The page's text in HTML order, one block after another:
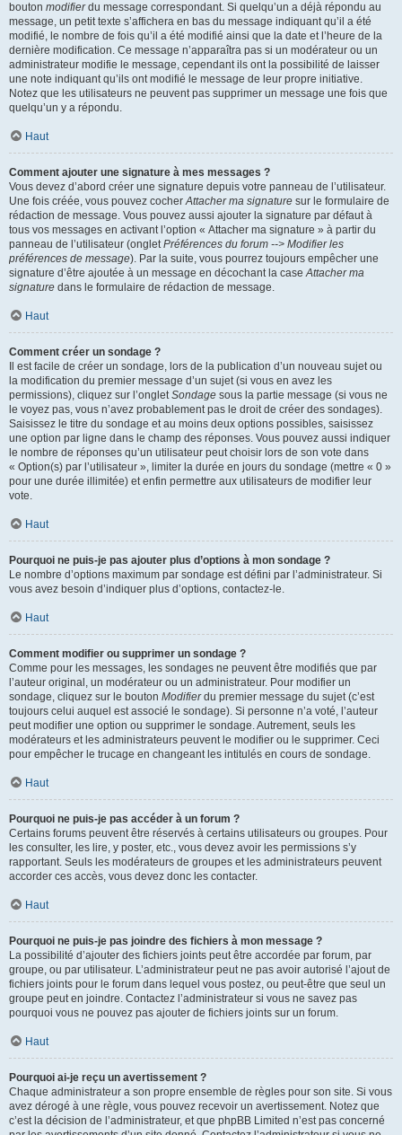
bouton modifierdu message correspondant. Si quelqu’un a déjà répondu au
message, un petit texte s’affichera en bas du message indiquant qu’il a été
modifié, le nombre de fois qu’il a été modifié ainsi que la date et l’heure de la
dernière modification. Ce message n’apparaîtra pas si un modérateur ou un
administrateur modifie le message, cependant ils ont la possibilité de laisser
une note indiquant qu’ils ont modifié le message de leur propre initiative.
Notez que les utilisateurs ne peuvent pas supprimer un message une fois que
quelqu’un y a répondu.
Haut
Comment ajouter une signature à mes messages ?
Vous devez d’abord créer une signature depuis votre panneau de l’utilisateur.
Une fois créée, vous pouvez cocherAttacher ma signature sur le formulaire de
rédaction de message. Vous pouvez aussi ajouter la signature par défaut à
tous vos messages en activant l’option « Attacher ma signature » à partir du
panneau de l’utilisateur (ongletPréférences du forum --> Modifier les
préférences de message). Par la suite, vous pourrez toujours empêcher une
signature d’être ajoutée à un message en décochant la caseAttacher ma
signature dans le formulaire de rédaction de message.
Haut
Comment créer un sondage ?
Il est facile de créer un sondage, lors de la publication d’un nouveau sujet ou
la modification du premier message d’un sujet (si vous en avez les
permissions), cliquez sur l’ongletSondage sous la partie message (si vous ne
le voyez pas, vous n’avez probablement pas le droit de créer des sondages).
Saisissez le titre du sondage et au moins deux options possibles, saisissez
une option par ligne dans le champ des réponses. Vous pouvez aussi indiquer
le nombre de réponses qu’un utilisateur peut choisir lors de son vote dans
« Option(s) par l’utilisateur », limiter la durée en jours du sondage (mettre « 0 »
pour une durée illimitée) et enfin permettre aux utilisateurs de modifier leur
vote.
Haut
Pourquoi ne puis-je pas ajouter plus d’options à mon sondage ?
Le nombre d’options maximum par sondage est défini par l’administrateur. Si
vous avez besoin d’indiquer plus d’options, contactez-le.
Haut
Comment modifier ou supprimer un sondage ?
Comme pour les messages, les sondages ne peuvent être modifiés que par
l’auteur original, un modérateur ou un administrateur. Pour modifier un
sondage, cliquez sur le bouton Modifierdu premier message du sujet (c’est
toujours celui auquel est associé le sondage). Si personne n’a voté, l’auteur
peut modifier une option ou supprimer le sondage. Autrement, seuls les
modérateurs et les administrateurs peuvent le modifier ou le supprimer. Ceci
pour empêcher le trucage en changeant les intitulés en cours de sondage.
Haut
Pourquoi ne puis-je pas accéder à un forum ?
Certains forums peuvent être réservés à certains utilisateurs ou groupes. Pour
les consulter, les lire, y poster, etc., vous devez avoir les permissions s’y
rapportant. Seuls les modérateurs de groupes et les administrateurs peuvent
accorder ces accès, vous devez donc les contacter.
Haut
Pourquoi ne puis-je pas joindre des fichiers à mon message ?
La possibilité d’ajouter des fichiers joints peut être accordée par forum, par
groupe, ou par utilisateur. L’administrateur peut ne pas avoir autorisé l’ajout de
fichiers joints pour le forum dans lequel vous postez, ou peut-être que seul un
groupe peut en joindre. Contactez l’administrateur si vous ne savez pas
pourquoi vous ne pouvez pas ajouter de fichiers joints sur un forum.
Haut
Pourquoi ai-je reçu un avertissement ?
Chaque administrateur a son propre ensemble de règles pour son site. Si vous
avez dérogé à une règle, vous pouvez recevoir un avertissement. Notez que
c’est la décision de l’administrateur, et que phpBB Limited n’est pas concerné